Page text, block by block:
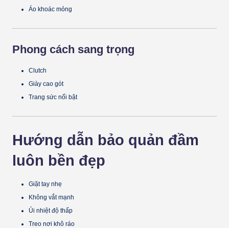
Áo khoác mỏng
Phong cách sang trọng
Clutch
Giày cao gót
Trang sức nổi bật
Hướng dẫn bảo quản đầm
luôn bền đẹp
Giặt tay nhẹ
Không vắt mạnh
Ủi nhiệt độ thấp
Treo nơi khô ráo